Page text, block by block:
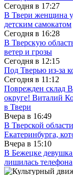
Сегодня в 17:27
В Твери женщина
детским самокатом
Сегодня в 16:28
В Тверскую
ветер и грозы
Сегодня в 12:15
Под Тверью из-за
Сегодня в 11:12
Поврежден склад
округе! Виталий
в Твери
Вчера в 16:49
В Тверской
Екатеринбурга,
Вчера в 15:10
В Бежецке
лишилась телефона